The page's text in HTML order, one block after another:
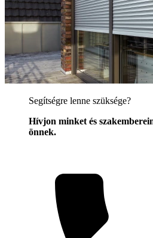
Segítségre lenne szüksége?
Hívjon minket és
önnek.